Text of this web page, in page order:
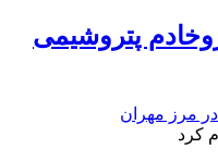
پتروشیمی
کرد